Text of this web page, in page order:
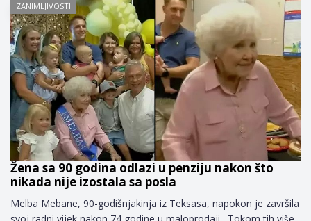
ZANIMLJIVOSTI
Žena sa 90 godina odlazi u penziju nakon što
nikada nije izostala sa posla
Melba Mebane, 90-godišnjakinja iz Teksasa, napokon je završila